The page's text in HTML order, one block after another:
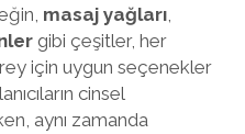
masaj yağları,
gibi çeşitler, her
için uygun seçenekler
cinsel
aynı zamanda